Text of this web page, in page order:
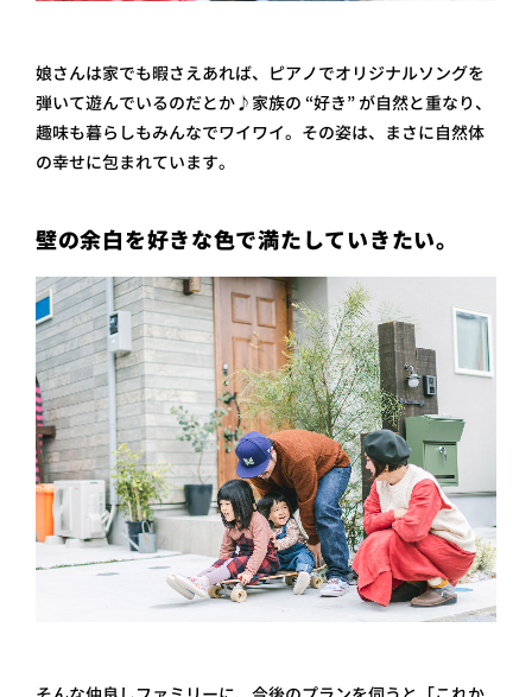
娘さんは家でも暇さえあれば、ピアノでオリジナルソングを
弾いて遊んでいるのだとか♪家族の “好き” が自然と重なり、
趣味も暮らしもみんなでワイワイ。その姿は、まさに自然体
の幸せに包まれています。
壁の余白を好きな色で満たしていきたい。